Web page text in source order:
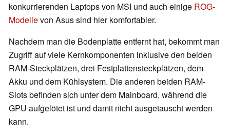
konkurrierenden Laptops von MSI und auch einige ROG-
Modellevon Asus sind hier komfortabler.
Nachdem man die Bodenplatte entfernt hat, bekommt man
Zugriff auf viele Kernkomponenten inklusive den beiden
RAM-Steckplätzen, drei Festplattensteckplätzen, dem
Akku und dem Kühlsystem. Die anderen beiden RAM-
Slots befinden sich unter dem Mainboard, während die
GPU aufgelötet ist und damit nicht ausgetauscht werden
kann.